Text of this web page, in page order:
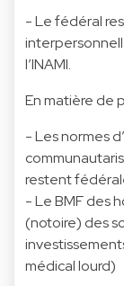
- Le fédéral
l’INAMI.
En matière de
- Les normes
restent
- Le BMF des
(notoire) des
médical lourd)